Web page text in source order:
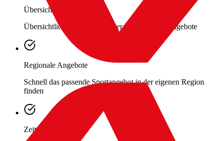
Übersichtliche Darstellung
Übersichtliche Darstellung aller Anbieter und Angebote
Regionale Angebote
Schnell das passende Sportangebot in der eigenen Region
finden
Zeitsparende Suche